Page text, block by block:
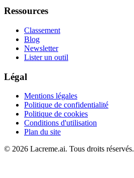
Ressources
Classement
Blog
Newsletter
Lister un outil
Légal
Mentions légales
Politique de confidentialité
Politique de cookies
Conditions d'utilisation
Plan du site
© 2026 Lacreme.ai. Tous droits réservés.